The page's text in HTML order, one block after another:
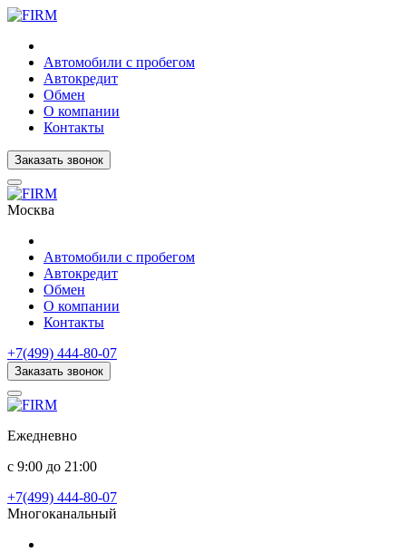
Автомобили с пробегом
Автокредит
Обмен
О компании
Контакты
Заказать звонок
Москва
Автомобили с пробегом
Автокредит
Обмен
О компании
Контакты
+7(499) 444-80-07
Заказать звонок
Ежедневно
с 9:00 до 21:00
+7(499) 444-80-07
Многоканальный